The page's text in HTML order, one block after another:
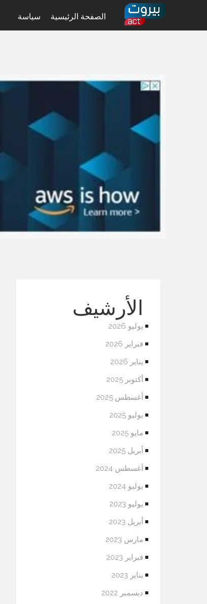
الصفحة الرئيسية سياسة
الأرشيف
يوليو 2026
فبراير 2026
يناير 2026
أكتوبر 2025
أغسطس 2025
يوليو 2025
مايو 2025
أبريل 2025
أغسطس 2024
يوليو 2024
يوليو 2023
أبريل 2023
مارس 2023
فبراير 2023
يناير 2023
ديسمبر 2022